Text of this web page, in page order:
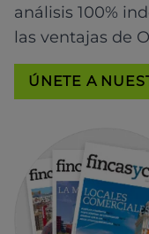
análisis 100%
las ventajas de
ÚNETE A